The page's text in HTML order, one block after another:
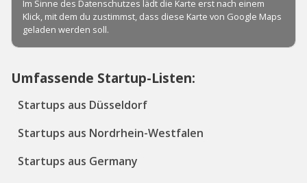
Umfassende Startup-Listen:
Startups aus Düsseldorf
Startups aus Nordrhein-Westfalen
Startups aus Germany